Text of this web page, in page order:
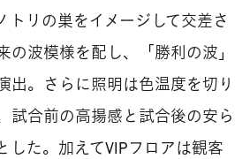
トリの巣をイメージして交差さ
の波模様を配し、「勝利の波」
出。さらに照明は色温度を切り
試合前の高揚感と試合後の安ら
した。加えてVIPフロアは観客